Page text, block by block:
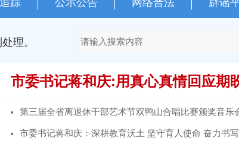
踪 公示公告 网络普法 辟谣
理。
市委书记蒋和庆:用真心真情回应期
第三届全省离退休干部艺术节双鸭山合唱比赛颁奖音乐
市委书记蒋和庆：深耕教育沃土 坚守育人使命 奋力书